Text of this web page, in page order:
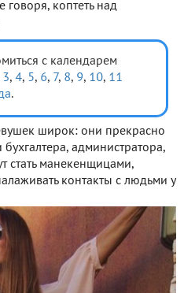
говоря, коптеть над
с календарем
3, 4, 5, 6, 7, 8, 9, 10, 11
.
широк: они прекрасно
администратора,
стать манекенщицами,
контакты с людьми у